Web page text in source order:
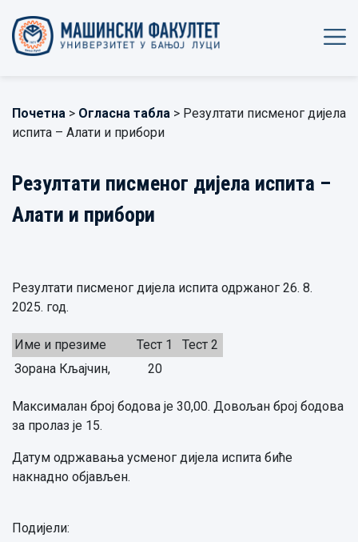
Почетна > Огласна табла > Резултати писменог дијела
испита – Алати и прибори
Резултати писменог дијела испита –
Алати и прибори
Резултати писменог дијела испита одржаног 26. 8.
2025. год.
Име и презиме Тест 1
Тест 2
Зорана Кљајчин,
20
Максималан број бодова је 30,00. Довољан број бодова
за пролаз је 15.
Датум одржавања усменог дијела испита биће
накнадно објављен.
Подијели: